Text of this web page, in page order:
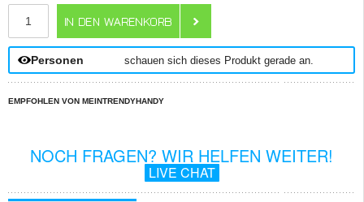
Personen schauen sich dieses Produkt gerade an.
EMPFOHLEN VON MEINTRENDYHANDY
NOCH FRAGEN? WIR HELFEN WEITER!
LIVE CHAT